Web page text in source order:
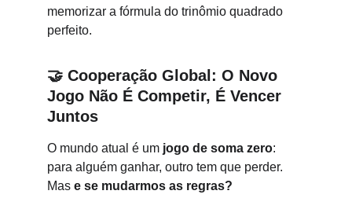
memorizar a fórmula do trinômio quadrado
perfeito.
🤝 Cooperação Global: O Novo
Jogo Não É Competir, É Vencer
Juntos
O mundo atual é um jogo de soma zero:
para alguém ganhar, outro tem que perder.
Mas e se mudarmos as regras?